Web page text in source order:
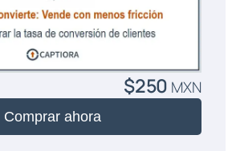
$250 MXN
Comprar ahora